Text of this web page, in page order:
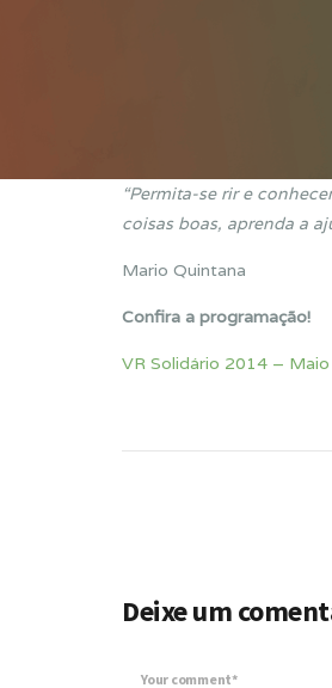
“Permita-se rir e
coisas boas, aprenda a
Mario Quintana
Confira a programação!
VR Solidário 2014 – Maio
Deixe um
Your comment*